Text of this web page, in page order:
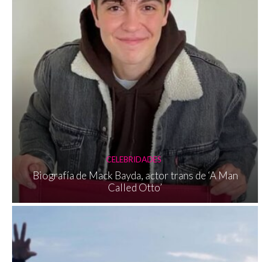
CELEBRIDADES
Biografía de Mack Bayda, actor trans de ‘A Man
Called Otto’